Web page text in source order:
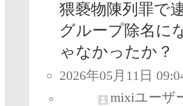
猥褻物陳列罪で
グループ除名に
ゃなかったか？
2026年05月11日
mixiユーザ